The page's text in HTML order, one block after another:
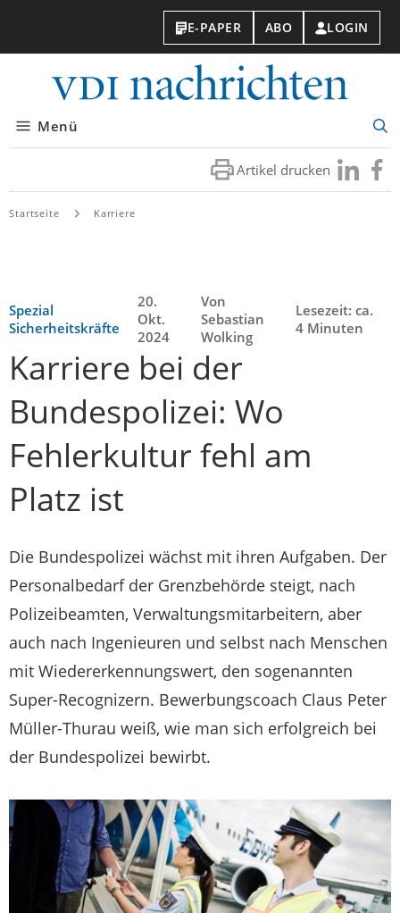
E-PAPER ABO LOGIN
Menü
Artikel drucken Besuchen
Sie
Sie
Startseite Karriere
Spezial
Sicherheitskräfte
20.
Okt.
2024
Von
Sebastian
Wolking
Lesezeit: ca.
4 Minuten
Karriere bei der
Bundespolizei: Wo
Fehlerkultur fehl am
Platz ist
Die Bundespolizei wächst mit ihren Aufgaben. Der
Personalbedarf der Grenzbehörde steigt, nach
Polizeibeamten, Verwaltungsmitarbeitern, aber
auch nach Ingenieuren und selbst nach Menschen
mit Wiedererkennungswert, den sogenannten
Super-Recognizern. Bewerbungscoach Claus Peter
Müller-Thurau weiß, wie man sich erfolgreich bei
der Bundespolizei bewirbt.